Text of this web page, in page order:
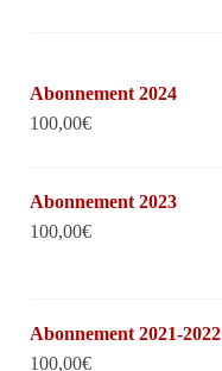
Abonnement 2024
100,00€
Abonnement 2023
100,00€
Abonnement 2021-2022
100,00€